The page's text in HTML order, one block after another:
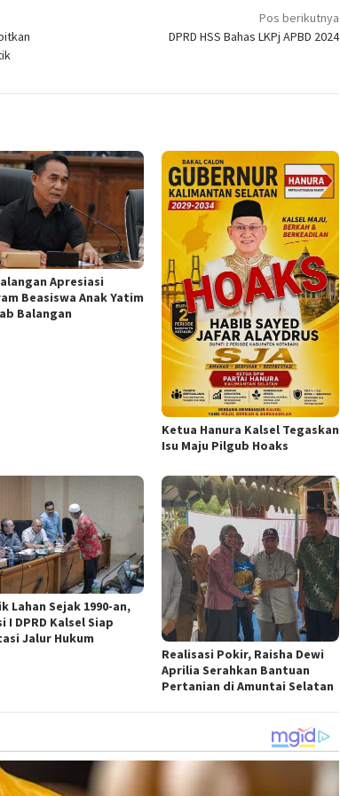
Pos berikutnya
DPRD HSS Bahas LKPj APBD 2024
Apresiasi
Beasiswa Anak Yatim
Balangan
Ketua Hanura Kalsel Tegaskan
Isu Maju Pilgub Hoaks
Lahan Sejak 1990-an,
I DPRD Kalsel Siap
Jalur Hukum
Realisasi Pokir, Raisha Dewi
Aprilia Serahkan Bantuan
Pertanian di Amuntai Selatan